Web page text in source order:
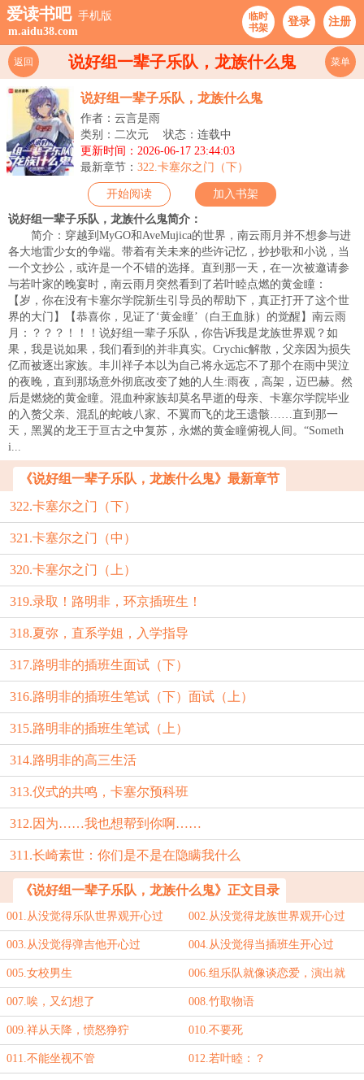
爱读书吧 手机版
m.aidu38.com
临时
书架
登录 注册
说好组一辈子乐队，龙族什么鬼
返回 菜单
说好组一辈子乐队，龙族什么鬼
作者：云言是雨
类别：二次元
状态：连载中
更新时间：2026-06-17 23:44:03
最新章节： 322.卡塞尔之门（下）
开始阅读 加入书架
说好组一辈子乐队，龙族什么鬼简介：
简介：穿越到MyGO和AveMujica的世界，南云雨月并不想参与进
各大地雷少女的争端。带着有关未来的些许记忆，抄抄歌和小说，当
一个文抄公，或许是一个不错的选择。直到那一天，在一次被邀请参
与若叶家的晚宴时，南云雨月突然看到了若叶睦点燃的黄金瞳：
【岁，你在没有卡塞尔学院新生引导员的帮助下，真正打开了这个世
界的大门】【恭喜你，见证了‘黄金瞳’（白王血脉）的觉醒】南云雨
月：？？？！！！说好组一辈子乐队，你告诉我是龙族世界观？如
果，我是说如果，我们看到的并非真实。Crychic解散，父亲因为损失
亿而被逐出家族。丰川祥子本以为自己将永远忘不了那个在雨中哭泣
的夜晚，直到那场意外彻底改变了她的人生:雨夜，高架，迈巴赫。然
后是燃烧的黄金瞳。混血种家族却莫名早逝的母亲、卡塞尔学院毕业
的入赘父亲、混乱的蛇岐八家、不翼而飞的龙王遗骸……直到那一
天，黑翼的龙王于亘古之中复苏，永燃的黄金瞳俯视人间。“Someth
i...
《说好组一辈子乐队，龙族什么鬼》最新章节
322.卡塞尔之门（下）
321.卡塞尔之门（中）
320.卡塞尔之门（上）
319.录取！路明非，环京插班生！
318.夏弥，直系学姐，入学指导
317.路明非的插班生面试（下）
316.路明非的插班生笔试（下）面试（上）
315.路明非的插班生笔试（上）
314.路明非的高三生活
313.仪式的共鸣，卡塞尔预科班
312.因为……我也想帮到你啊……
311.长崎素世：你们是不是在隐瞒我什么
《说好组一辈子乐队，龙族什么鬼》正文目录
001.从没觉得乐队世界观开心过 002.从没觉得龙族世界观开心过
003.从没觉得弹吉他开心过 004.从没觉得当插班生开心过
005.女校男生 006.组乐队就像谈恋爱，演出就
像……
007.唉，又幻想了 008.竹取物语
009.祥从天降，愤怒狰狞 010.不要死
011.不能坐视不管 012.若叶睦：？